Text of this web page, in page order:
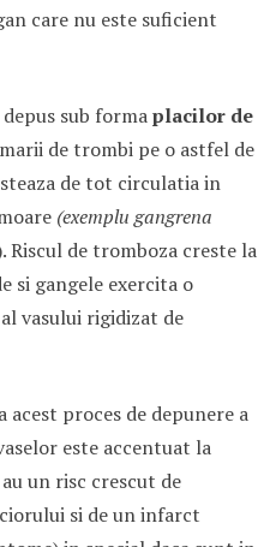
care nu este suficient
sub formaplacilor de
de trombi pe o astfel de
de tot circulatia in
(exemplu gangrena
Riscul de tromboza creste la
si gangele exercita o
vasului rigidizat de
acest proces de depunere a
este accentuat la
un risc crescut de
si de un infarct